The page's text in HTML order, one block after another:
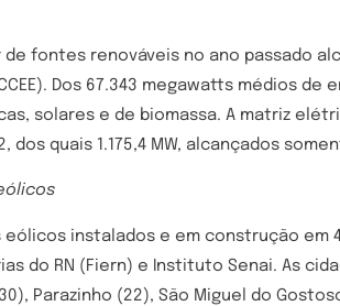
fontes renováveis no ano passado
Dos 67.343 megawatts médios de
solares e de biomassa. A matriz
dos quais 1.175,4 MW, alcançados
instalados e em construção em
do RN (Fiern) e Instituto Senai. As
Parazinho (22), São Miguel do